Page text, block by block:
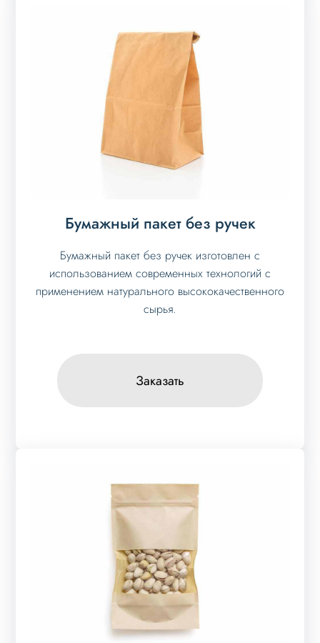
Бумажный пакет без ручек
Бумажный пакет без ручек изготовлен с
использованием современных технологий с
применением натурального высококачественного
сырья.
Заказать